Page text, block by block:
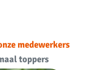
medewerkers
toppers